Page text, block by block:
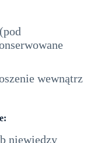
wewnątrz
niewiedzy